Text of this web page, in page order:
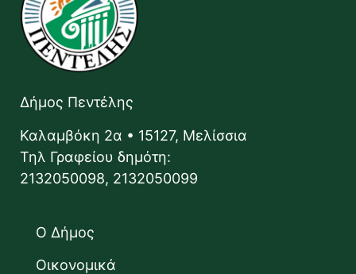
Δήμος Πεντέλης
Καλαμβόκη 2α • 15127, Μελίσσια
Τηλ Γραφείου δημότη:
2132050098, 2132050099
Ο Δήμος
Οικονομικά